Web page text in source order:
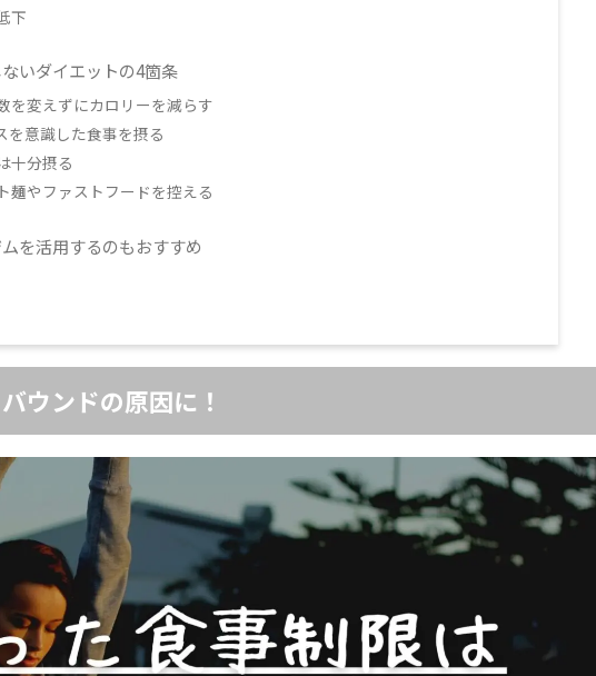
下
いダイエットの4箇条
を変えずにカロリーを減らす
を意識した食事を摂る
十分摂る
麺やファストフードを控える
を活用するのもおすすめ
ウンドの原因に！